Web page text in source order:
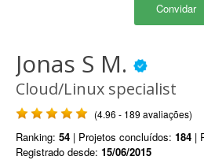
Convidar
Jonas S M.
Cloud/Linux specialist
(4.96 - 189 avaliações)
Ranking: 54 | Projetos concluídos: 184 |
Registrado desde: 15/06/2015